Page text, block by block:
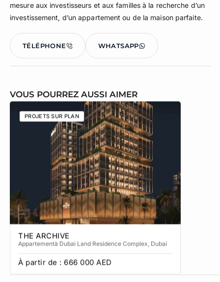
mesure aux investisseurs et aux familles à la recherche d’un
investissement, d’un appartement ou de la maison parfaite.
TÉLÉPHONE WHATSAPP
VOUS POURREZ AUSSI AIMER
PROJETS SUR PLAN
THE ARCHIVE
Appartementà Dubai Land Residence Complex , Dubai
À partir de : 666 000 AED